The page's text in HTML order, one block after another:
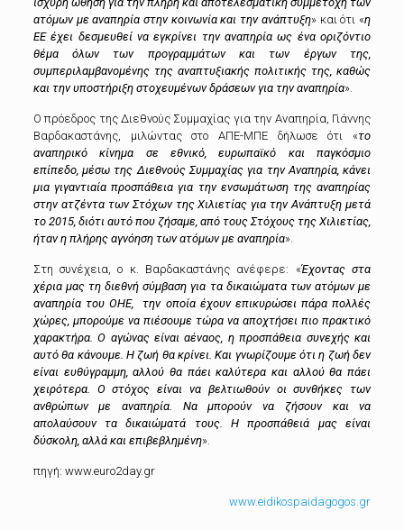
ατόμων με αναπηρία στην κοινωνία και την ανάπτυξη» και ότι «η
ΕΕ έχει δεσμευθεί να εγκρίνει την αναπηρία ως ένα οριζόντιο
θέμα όλων των προγραμμάτων και των έργων της,
συμπεριλαμβανομένης της αναπτυξιακής πολιτικής της,καθώς
και την υποστήριξη στοχευμένων δράσεων για την αναπηρία».
Ο πρόεδρος της Διεθνούς Συμμαχίας για την Αναπηρία, Γιάννης
Βαρδακαστάνης, μιλώντας στο ΑΠΕ-ΜΠΕ δήλωσε ότι «το
αναπηρικό κίνημα σε εθνικό, ευρωπαϊκό και παγκόσμιο
επίπεδο,μέσω της Διεθνούς Συμμαχίας για την Αναπηρία, κάνει
μια γιγαντιαία προσπάθεια για την ενσωμάτωση της αναπηρίας
στην ατζέντα των Στόχων της Χιλιετίας για την Ανάπτυξη μετά
το 2015, διότι αυτό που ζήσαμε, από τους Στόχους της Χιλιετίας,
ήταν η πλήρης αγνόηση των ατόμων με αναπηρία».
Στη συνέχεια, ο κ. Βαρδακαστάνης ανέφερε: «Έχοντας στα
χέρια μας τη διεθνή σύμβαση για τα δικαιώματα των ατόμων με
αναπηρία του ΟΗΕ, την οποία έχουν επικυρώσει πάρα πολλές
χώρες, μπορούμε να πιέσουμε τώρα να αποχτήσει πιο πρακτικό
χαρακτήρα.Ο αγώνας είναι αέναος, η προσπάθεια συνεχής και
αυτό θα κάνουμε. Η ζωή θα κρίνει. Και γνωρίζουμε ότι η ζωή δεν
είναι ευθύγραμμη, αλλού θα πάει καλύτερα και αλλού θα πάει
χειρότερα. Ο στόχος είναι να βελτιωθούν οι συνθήκες των
ανθρώπων με αναπηρία. Να μπορούν να ζήσουν και να
απολαύσουν τα δικαιώματά τους. Η προσπάθειά μας είναι
δύσκολη, αλλά και επιβεβλημένη».
πηγή: www.euro2day.gr
www.eidikospaidagogos.gr